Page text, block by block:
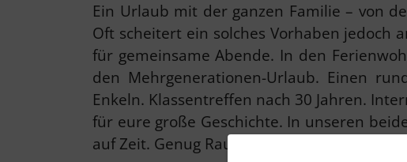
Ein Urlaub mit der ganzen Familie – von
Oft scheitert ein solches Vorhaben jedoch
für gemeinsame Abende. In den
den Mehrgenerationen-Urlaub. Einen
Enkeln. Klassentreffen nach 30 Jahren.
für eure große Geschichte. In unseren
auf Zeit. Genug Raum, dass jeder seinen